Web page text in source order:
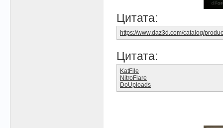
Цитата:
https://www.daz3d.com/catalog/
Цитата:
KatFile
NitroFlare
DoUploads